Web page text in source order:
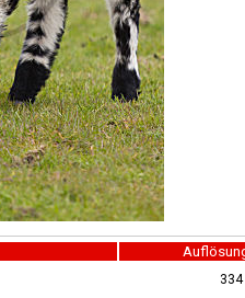
334